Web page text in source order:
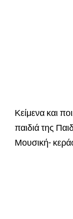
Κείμενα και
παιδιά της
Μουσική-